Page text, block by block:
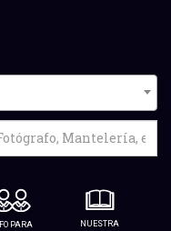
PARA
NUESTRA